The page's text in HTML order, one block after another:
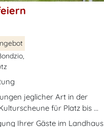
jeglicher Art in der
für Platz bis ...
Ihrer Gäste im Landhaus